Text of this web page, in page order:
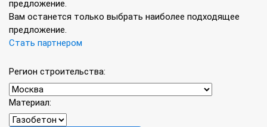
предложение.
Вам останется только выбрать наиболее подходящее
предложение.
Стать партнером
Регион строительства:
Материал: